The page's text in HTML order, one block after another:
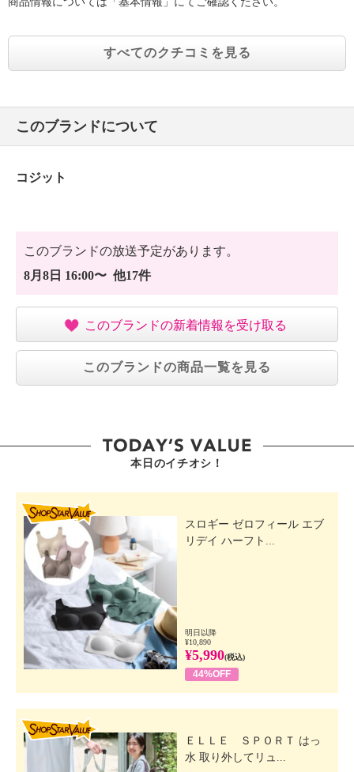
すべてのクチコミを見る
このブランドについて
コジット
このブランドの放送予定があります。
8月8日 16:00〜 他17件
このブランドの新着情報を受け取る
このブランドの商品一覧を見る
本日のイチオシ！
スロギー ゼロフィール エブ
リデイ ハーフト...
明日以降
¥10,890
¥5,990(税込)
44%OFF
ＥＬＬＥ ＳＰＯＲＴ はっ
水 取り外してリュ...